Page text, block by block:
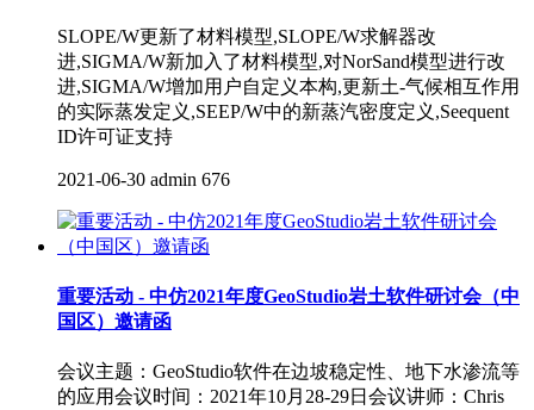
SLOPE/W更新了材料模型,SLOPE/W求解器改
进,SIGMA/W新加入了材料模型,对NorSand模型进行改
进,SIGMA/W增加用户自定义本构,更新土-气候相互作用
的实际蒸发定义,SEEP/W中的新蒸汽密度定义,Seequent
ID许可证支持
2021-06-30 admin 676
重要活动 - 中仿2021年度GeoStudio岩土软件研讨会（中
国区）邀请函
会议主题：GeoStudio软件在边坡稳定性、地下水渗流等
的应用会议时间：2021年10月28-29日会议讲师：Chris